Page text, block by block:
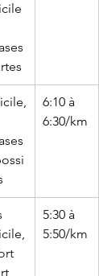
6:10 à
6:30/km
5:30 à
5:50/km